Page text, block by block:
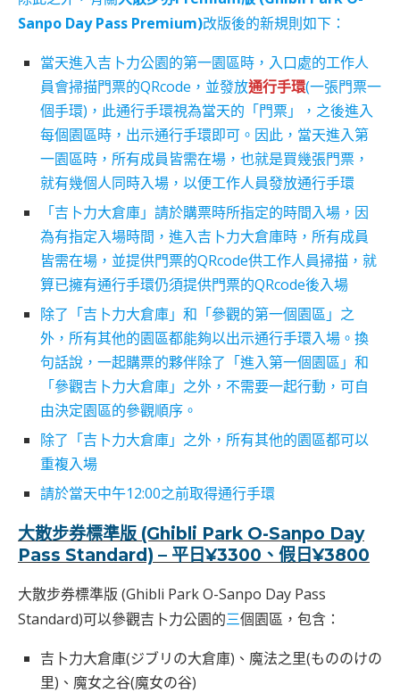
Sanpo Day Pass Premium)改版後的新規則如下：
當天進入吉卜力公園的第一園區時，入口處的工作人
員會掃描門票的QRcode，並發放通行手環(一張門票一
個手環)，此通行手環視為當天的「門票」，之後進入
每個園區時，出示通行手環即可。因此，當天進入第
一園區時，所有成員皆需在場，也就是買幾張門票，
就有幾個人同時入場，以便工作人員發放通行手環
「吉卜力大倉庫」請於購票時所指定的時間入場，因
為有指定入場時間，進入吉卜力大倉庫時，所有成員
皆需在場，並提供門票的QRcode供工作人員掃描，就
算已擁有通行手環仍須提供門票的QRcode後入場
除了「吉卜力大倉庫」和「參觀的第一個園區」之
外，所有其他的園區都能夠以出示通行手環入場。換
句話說，一起購票的夥伴除了「進入第一個園區」和
「參觀吉卜力大倉庫」之外，不需要一起行動，可自
由決定園區的參觀順序。
除了「吉卜力大倉庫」之外，所有其他的園區都可以
重複入場
請於當天中午12:00之前取得通行手環
大散步券標準版 (Ghibli Park O-Sanpo Day
Pass Standard) – 平日¥3300、假日¥3800
大散步券標準版 (Ghibli Park O-Sanpo Day Pass
Standard)可以參觀吉卜力公園的三個園區，包含：
吉卜力大倉庫(ジブリの大倉庫)、魔法之里(もののけの
里)、魔女之谷(魔女の谷)